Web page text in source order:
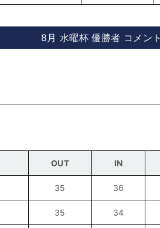
8月 水曜杯 優勝者 コメント
OUT IN
35 36
35 34